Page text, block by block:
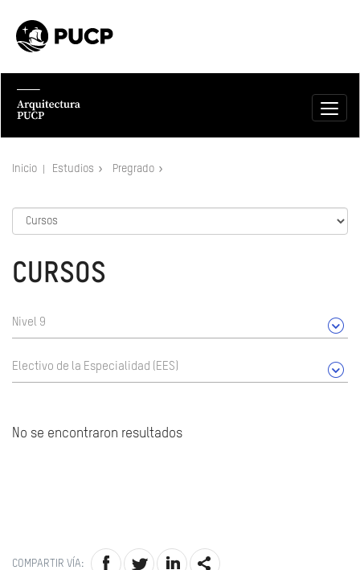
Inicio Estudios Pregrado
CURSOS
Nivel 9
Electivo de la Especialidad (EES)
No se encontraron resultados
COMPARTIR VÍA: